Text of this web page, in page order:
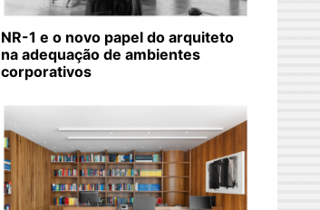
NR-1 e o novo papel do arquiteto
na adequação de ambientes
corporativos